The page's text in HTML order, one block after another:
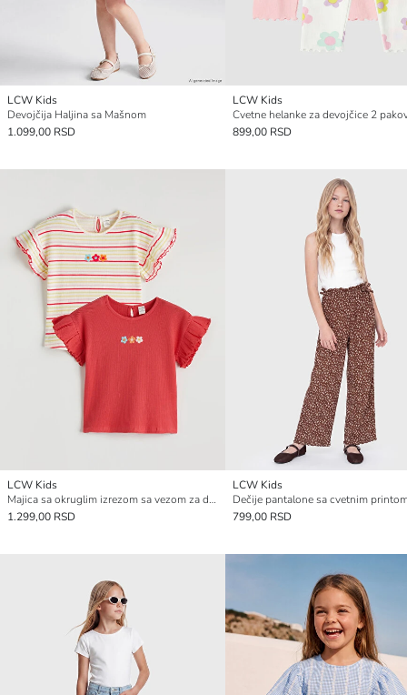
LCW Kids
Devojčija Haljina sa Mašnom
1.099,00 RSD
LCW Kids
Cvetne helanke za devojčice 2
899,00 RSD
LCW Kids
Majica sa okruglim izrezom sa vezom za devojčice, pakovanje od 2 komada
1.299,00 RSD
LCW Kids
799,00 RSD